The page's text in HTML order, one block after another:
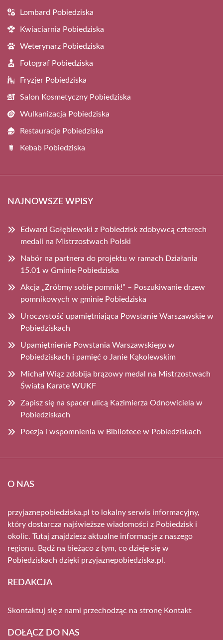
Lombard Pobiedziska
Kwiaciarnia Pobiedziska
Weterynarz Pobiedziska
Fotograf Pobiedziska
Fryzjer Pobiedziska
Salon Kosmetyczny Pobiedziska
Wulkanizacja Pobiedziska
Restauracje Pobiedziska
Kebab Pobiedziska
NAJNOWSZE WPISY
Edward Gołębiewski z Pobiedzisk zdobywcą czterech
medali na Mistrzostwach Polski
Nabór na partnera do projektu w ramach Działania
15.01 w Gminie Pobiedziska
Akcja „Zróbmy sobie pomnik!” – Poszukiwanie drzew
pomnikowych w gminie Pobiedziska
Uroczystość upamiętniająca Powstanie Warszawskie w
Pobiedziskach
Upamiętnienie Powstania Warszawskiego w
Pobiedziskach i pamięć o Janie Kąkolewskim
Michał Wiąz zdobija brązowy medal na Mistrzostwach
Świata Karate WUKF
Zapisz się na spacer ulicą Kazimierza Odnowiciela w
Pobiedziskach
Poezja i wspomnienia w Bibliotece w Pobiedziskach
O NAS
przyjaznepobiedziska.pl to lokalny serwis informacyjny,
który dostarcza najświeższe wiadomości z Pobiedzisk i
okolic. Tutaj znajdziesz aktualne informacje z naszego
regionu. Bądź na bieżąco z tym, co dzieje się w
Pobiedziskach dzięki przyjaznepobiedziska.pl.
REDAKCJA
Skontaktuj się z nami przechodząc na stronę Kontakt
DOŁĄCZ DO NAS